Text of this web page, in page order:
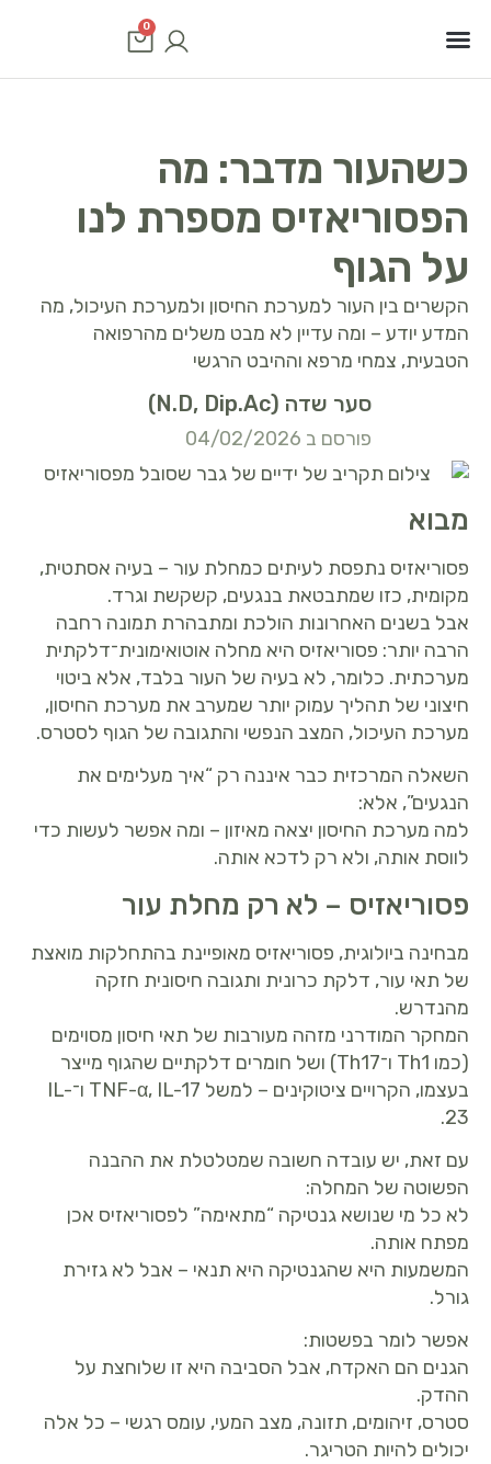
0
כשהעור מדבר: מה
הפסוריאזיס מספרת לנו
על הגוף
הקשרים בין העור למערכת החיסון ולמערכת העיכול, מה
המדע יודע – ומה עדיין לא מבט משלים מהרפואה
הטבעית, צמחי מרפא וההיבט הרגשי
סער שדה (N.D, Dip.Ac)
פורסם ב 04/02/2026
מבוא
פסוריאזיס נתפסת לעיתים כמחלת עור – בעיה אסתטית,
מקומית, כזו שמתבטאת בנגעים, קשקשת וגרד.
אבל בשנים האחרונות הולכת ומתבהרת תמונה רחבה
הרבה יותר: פסוריאזיס היא מחלה אוטואימונית־דלקתית
מערכתית. כלומר, לא בעיה של העור בלבד, אלא ביטוי
חיצוני של תהליך עמוק יותר שמערב את מערכת החיסון,
מערכת העיכול, המצב הנפשי והתגובה של הגוף לסטרס.
השאלה המרכזית כבר איננה רק “איך מעלימים את
הנגעים”, אלא:
למה מערכת החיסון יצאה מאיזון – ומה אפשר לעשות כדי
לווסת אותה, ולא רק לדכא אותה.
פסוריאזיס – לא רק מחלת עור
מבחינה ביולוגית, פסוריאזיס מאופיינת בהתחלקות מואצת
של תאי עור, דלקת כרונית ותגובה חיסונית חזקה
מהנדרש.
המחקר המודרני מזהה מעורבות של תאי חיסון מסוימים
(כמו Th1 ו־Th17) ושל חומרים דלקתיים שהגוף מייצר
בעצמו, הקרויים ציטוקינים – למשל TNF-α, IL-17 ו־IL-
23.
עם זאת, יש עובדה חשובה שמטלטלת את ההבנה
הפשוטה של המחלה:
לא כל מי שנושא גנטיקה “מתאימה” לפסוריאזיס אכן
מפתח אותה.
המשמעות היא שהגנטיקה היא תנאי – אבל לא גזירת
גורל.
אפשר לומר בפשטות:
הגנים הם האקדח, אבל הסביבה היא זו שלוחצת על
ההדק.
סטרס, זיהומים, תזונה, מצב המעי, עומס רגשי – כל אלה
יכולים להיות הטריגר.